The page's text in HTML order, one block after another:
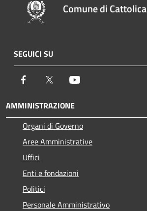
Comune di Cattolica
SEGUICI SU
Facebook Twitter
AMMINISTRAZIONE
Organi di Governo
Aree Amministrative
Uffici
Enti e fondazioni
Politici
Personale Amministrativo